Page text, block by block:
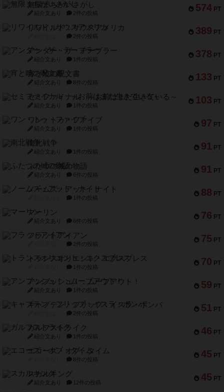
574 PT
無限まちがいさがし
紹介文あり 2件の投稿
389 PT
リワイルド：サウスアメリカ
2件の投稿
378 PT
アンダー・ザ・テーブラー
紹介文あり 1件の投稿
133 PT
宵と暁の呪文書
紹介文あり 8件の投稿
103 PT
セミファイナル ～お前はまだ生きている～
紹介文あり 1件の投稿
97 PT
ワン・トゥ・ファイブ
紹介文あり 1件の投稿
91 PT
南北戦争
紹介文あり 1件の投稿
91 PT
ふたつの城の物語
紹介文あり 6件の投稿
88 PT
ノームズ・アット・ナイト
1件の投稿
76 PT
マーリン
紹介文あり 6件の投稿
75 PT
フラットアイアン
2件の投稿
70 PT
トランスオリエント・エクスプレス
1件の投稿
59 PT
アンブッシュ！：ムーブアウト！
紹介文あり 1件の投稿
51 PT
キャプテン・フリップ：イスラ・ボンバ
2件の投稿
46 PT
ガルフストライク
紹介文あり 1件の投稿
45 PT
エコーズ・オブ・タイム
8件の投稿
45 PT
スカルキング
紹介文あり 12件の投稿